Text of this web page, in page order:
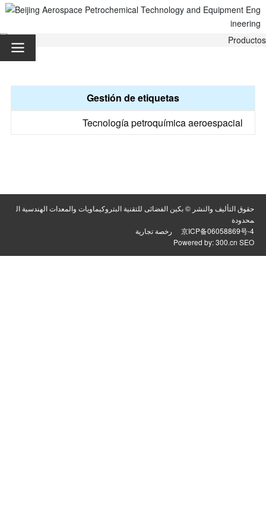
Gestión de etiquetas
Tecnología petroquímica aeroespacial
حقوق التأليف والنشر © بكين الفضائى للتقنية البتروكيماويات والمعدات الهندسية ال
محدودة
京ICP备06058869号-4
رخصة تجارية
Powered by:300.cn SEO